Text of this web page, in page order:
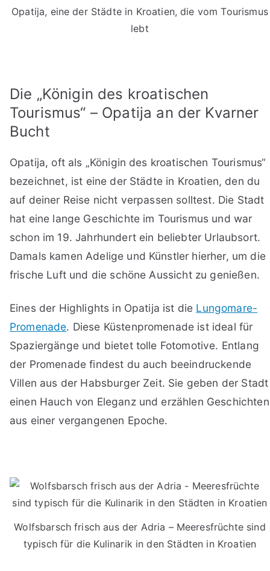
Opatija, eine der Städte in Kroatien, die vom Tourismus
lebt
Die „Königin des kroatischen
Tourismus“ – Opatija an der Kvarner
Bucht
Opatija, oft als „Königin des kroatischen Tourismus“
bezeichnet, ist eine der Städte in Kroatien, den du
auf deiner Reise nicht verpassen solltest. Die Stadt
hat eine lange Geschichte im Tourismus und war
schon im 19. Jahrhundert ein beliebter Urlaubsort.
Damals kamen Adelige und Künstler hierher, um die
frische Luft und die schöne Aussicht zu genießen.
Eines der Highlights in Opatija ist die Lungomare-
Promenade. Diese Küstenpromenade ist ideal für
Spaziergänge und bietet tolle Fotomotive. Entlang
der Promenade findest du auch beeindruckende
Villen aus der Habsburger Zeit. Sie geben der Stadt
einen Hauch von Eleganz und erzählen Geschichten
aus einer vergangenen Epoche.
Wolfsbarsch frisch aus der Adria – Meeresfrüchte sind
typisch für die Kulinarik in den Städten in Kroatien